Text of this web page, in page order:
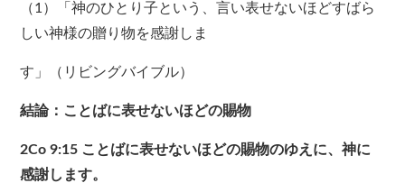
（1）「神のひとり子という、言い表せないほどすばら
しい神様の贈り物を感謝しま
す」（リビングバイブル）
結論：ことばに表せないほどの賜物
2Co 9:15 ことばに表せないほどの賜物のゆえに、神に
感謝します。